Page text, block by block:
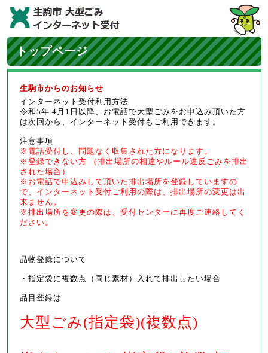
トップページ
生駒市からのお知らせ
インターネット受付利用方法
令和5年 4月1日以降、お電話で大型ごみをお申込み頂いた方
は次回から、インターネット受付もご利用できます。
注意事項
※電話受付し、問題なく収集された方になります。
※登録できない方 （排出場所の相違やルール違反ごみを排出
された場合）
※お電話で申込みして頂いた排出場所を登録していますの
で、インターネット受付ご利用の際は、排出場所の変更は出
来ません。
※排出場所を変更の際は、受付センターに再度ご連絡してく
ださい。
品物登録について
・指定袋に複数点（同じ素材）入れて排出したい場合
品目登録は
大型ごみ(指定袋)(複数点)